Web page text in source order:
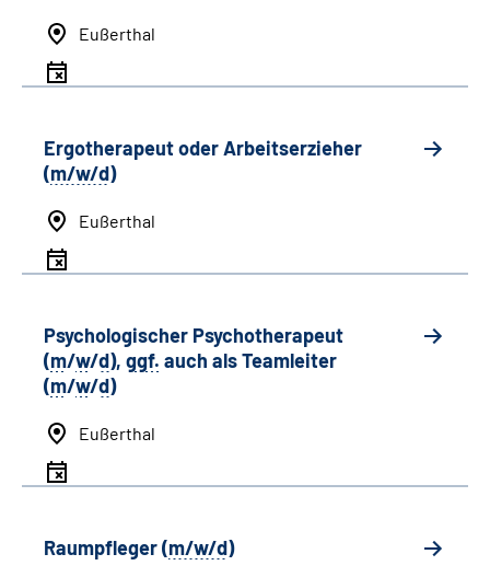
Eußerthal
Ergotherapeut oder Arbeitserzieher
(m/w/d)
Eußerthal
Psychologischer Psychotherapeut
(m/w/d), ggf. auch alsTeamleiter
(m/w/d)
Eußerthal
Raumpfleger (m/w/d)